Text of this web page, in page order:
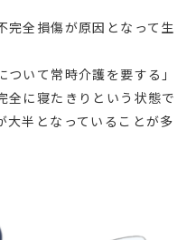
全損傷が原因となって生
いて常時介護を要する」
全に寝たきりという状態で
大半となっていることが多